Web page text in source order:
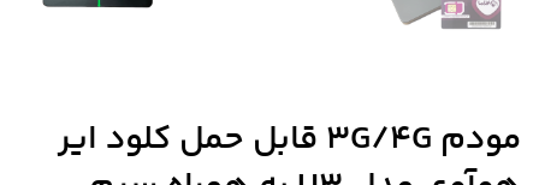
مودم 3G/4G قابل حمل کلود ایر